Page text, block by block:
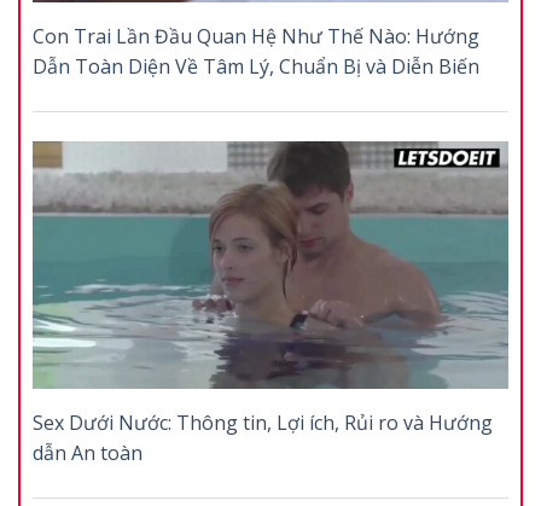
Con Trai Lần Đầu Quan Hệ Như Thế Nào: Hướng
Dẫn Toàn Diện Về Tâm Lý, Chuẩn Bị và Diễn Biến
Sex Dưới Nước: Thông tin, Lợi ích, Rủi ro và Hướng
dẫn An toàn